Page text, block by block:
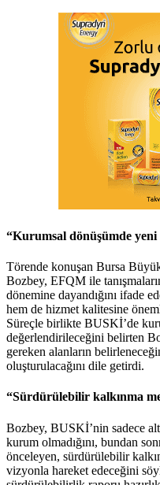
“Kurumsal dönüşümde
Törende konuşan Bursa
Bozbey, EFQM ile
dönemine dayandığını ifade
hem de hizmet kalitesine
Süreçle birlikte BUSKİ’de
değerlendirileceğini belirten
gereken alanların
oluşturulacağını dile getirdi.
“Sürdürülebilir kalkınma
Bozbey, BUSKİ’nin sadece
kurum olmadığını, bundan
önceleyen, sürdürülebilir
vizyonla hareket edeceğini